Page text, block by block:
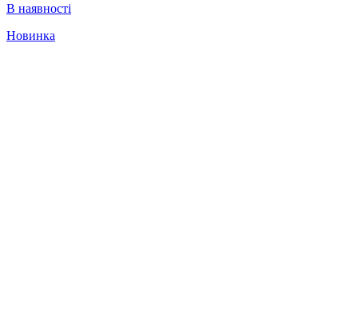
В наявності
Новинка